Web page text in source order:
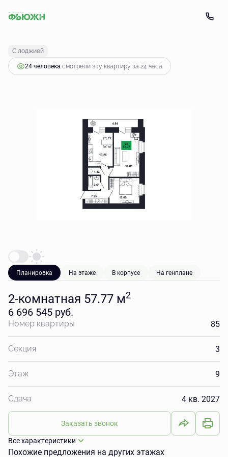
2-комнатная 6 696 545 руб.
С лоджией
24 человекa смотрели эту квартиру за 24 часа
Планировка На этаже В корпусе На генплане
2-комнатная 57.77 м2
6 696 545 руб.
Номер квартиры 85
Секция 3
Этаж 9
Сдача 4 кв. 2027
Заказать звонок
Все характеристики
Похожие предложения на других этажах